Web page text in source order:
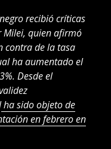
recibió críticas
Milei, quien afirmó
contra de la tasa
ha aumentado el
Desde el
ha sido objeto de
en febrero en